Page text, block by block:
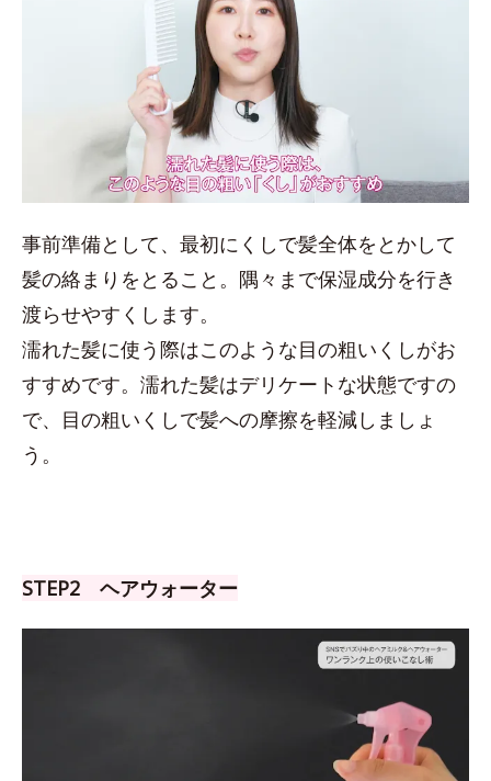
事前準備として、最初にくしで髪全体をとかして
髪の絡まりをとること。隅々まで保湿成分を行き
渡らせやすくします。
濡れた髪に使う際はこのような目の粗いくしがお
すすめです。濡れた髪はデリケートな状態ですの
で、目の粗いくしで髪への摩擦を軽減しましょ
う。
STEP2 ヘアウォーター